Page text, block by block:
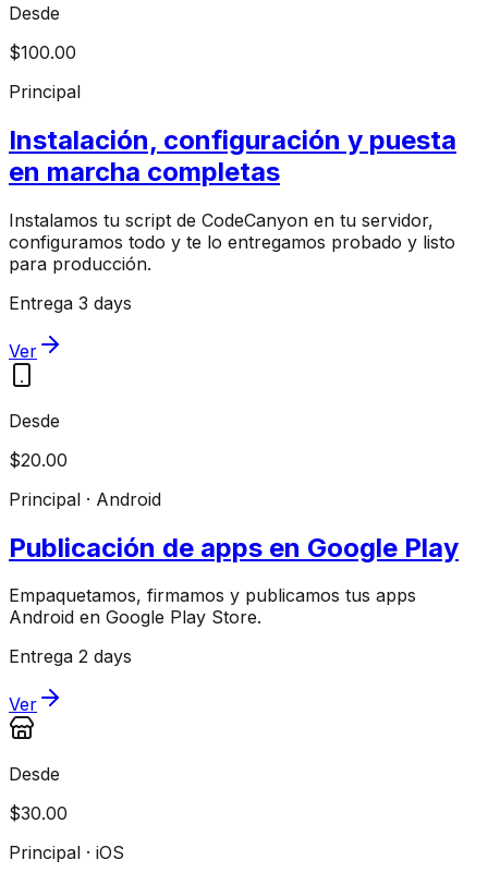
Desde
$100.00
Principal
Instalación, configuración y puesta
en marcha completas
Instalamos tu script de CodeCanyon en tu servidor,
configuramos todo y te lo entregamos probado y listo
para producción.
Entrega 3 days
Ver
Desde
$20.00
Principal · Android
Publicación de apps en Google Play
Empaquetamos, firmamos y publicamos tus apps
Android en Google Play Store.
Entrega 2 days
Ver
Desde
$30.00
Principal · iOS